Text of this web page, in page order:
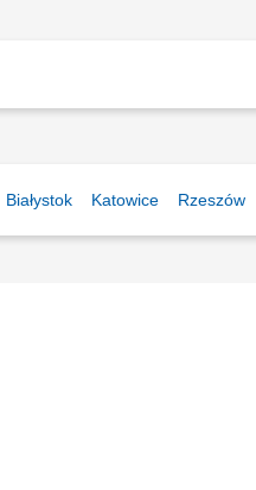
Białystok Katowice Rzeszów